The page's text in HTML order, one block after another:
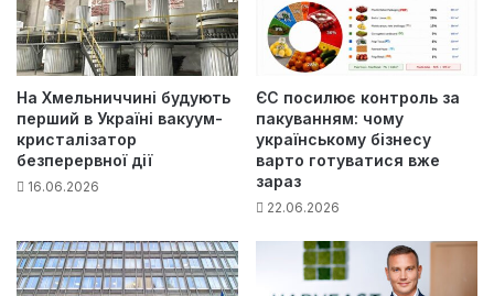
На Хмельниччині будують
перший в Україні вакуум-
кристалізатор
безперервної дії
16.06.2026
ЄС посилює контроль за
пакуванням: чому
українському бізнесу
варто готуватися вже
зараз
22.06.2026